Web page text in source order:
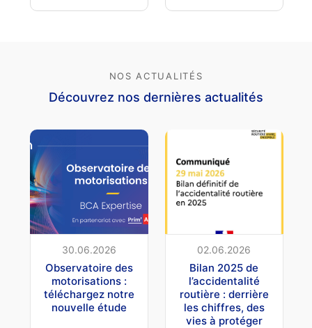
NOS ACTUALITÉS
Découvrez nos dernières actualités
30.06.2026
Observatoire des
motorisations :
téléchargez notre
nouvelle étude
02.06.2026
Bilan 2025 de
l’accidentalité
routière : derrière
les chiffres, des
vies à protéger